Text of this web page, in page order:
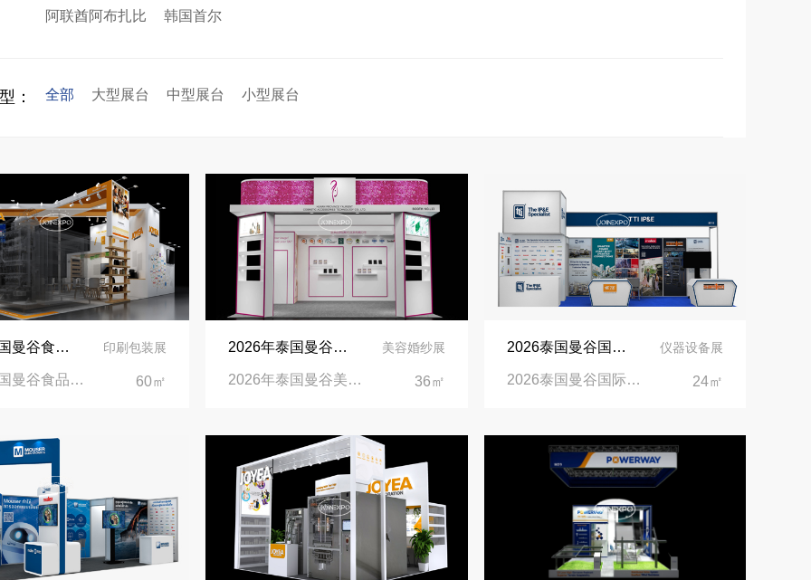
阿联酋阿布扎比 韩国首尔
： 全部 大型展台 中型展台 小型展台
2026泰国曼谷食品饮料加工与包装机械展览会展台设计搭建公司 印刷包装展
2026泰国曼谷食品饮料加工与包装机械展览会|曼谷IMPACT会展中心 60㎡
2026年泰国曼谷美容展览会展台设计搭建公司 美容婚纱展
2026年泰国曼谷美容展览会|泰国曼谷诗丽吉王后国家会议中心 36㎡
2026泰国曼谷国际电子生产设备暨微电子展览会展台设计搭建公司 仪器设备展
2026泰国曼谷国际电子生产设备暨微电子展览会|泰国曼谷国际会展中心 24㎡
再获殊荣！中励展览荣获世界制药原料中国展可持续金奖